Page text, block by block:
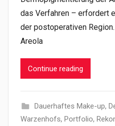
das Verfahren – erfordert
der postoperativen
Areola
Continue reading
Dauerhaftes Make-up,
Warzenhofs, Portfolio,